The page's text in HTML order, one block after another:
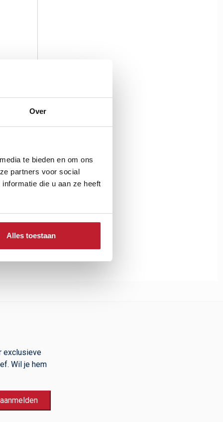
Over
te bieden en om ons
partners voor social
die u aan ze heeft
Alles toestaan
exclusieve
Wil je hem